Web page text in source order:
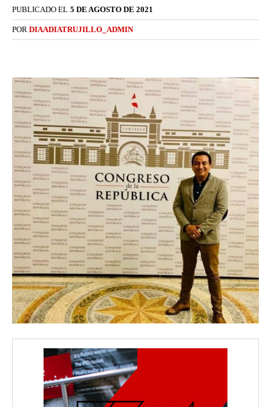
PUBLICADO EL 5 DE AGOSTO DE 2021
POR DIAADIATRUJILLO_ADMIN